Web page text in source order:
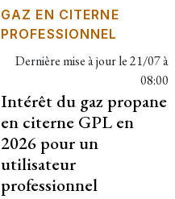
GAZ EN CITERNE
PROFESSIONNEL
Dernière mise à jour le21/07 à
08:00
Intérêt du gaz propane
en citerne GPL en
2026 pour un
utilisateur
professionnel